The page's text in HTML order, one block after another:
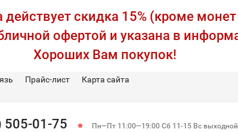
скидка 15% (кроме
офертой и указана в
Хороших Вам покупок!
Прайс-лист
Карта сайта
505-01-75 Пн—Пт 11:00—19:00 Сб 11-15 Вс выходной